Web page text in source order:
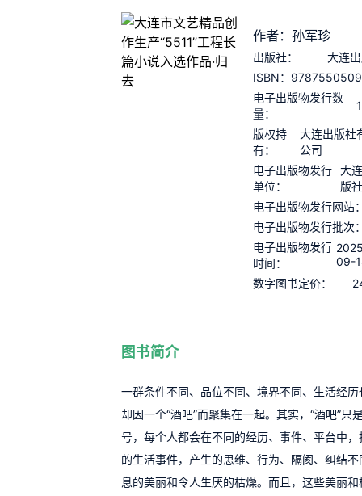
作者：孙军珍
出版社：
大连
ISBN：
电子出版物发行数
量：
版权持
有：
大连出版社
公司
电子出版物发行
单位：
大
版社
电子出版物发行网站
电子出版物发行批次
电子出版物发行
时间：
09-
数字图书定价：
图书简介
一群条件不同、品位不同、境界不同、生活经
却因一个“酒吧”而聚集在一起。其实，“酒吧”只
号，每个人都会在不同的经历、事件、平台中
的生活事件，产生的思维、行为、隔阂、纠结
息的美丽和令人生厌的枯燥。而且，这些美丽